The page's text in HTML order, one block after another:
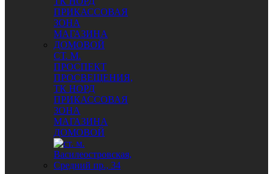
СТ. М.
ПРОСПЕКТ
ПРОСВЕЩЕНИЯ,
ТК НОРД
ПРИКАССОВАЯ
ЗОНА
МАГАЗИНА
ДОМОВОЙ